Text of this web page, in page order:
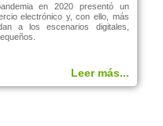
en 2020 presentó un
electrónico y, con ello, más
a los escenarios digitales,
Leer más...